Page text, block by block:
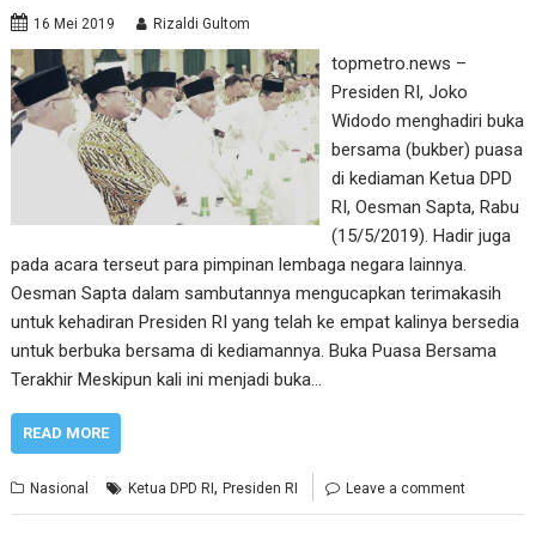
16 Mei 2019 Rizaldi Gultom
topmetro.news –
Presiden RI, Joko
Widodo menghadiri buka
bersama (bukber) puasa
di kediaman Ketua DPD
RI, Oesman Sapta, Rabu
(15/5/2019). Hadir juga
pada acara terseut para pimpinan lembaga negara lainnya.
Oesman Sapta dalam sambutannya mengucapkan terimakasih
untuk kehadiran Presiden RI yang telah ke empat kalinya bersedia
untuk berbuka bersama di kediamannya. Buka Puasa Bersama
Terakhir Meskipun kali ini menjadi buka…
READ MORE
Nasional Ketua DPD RI,Presiden RI Leave a comment